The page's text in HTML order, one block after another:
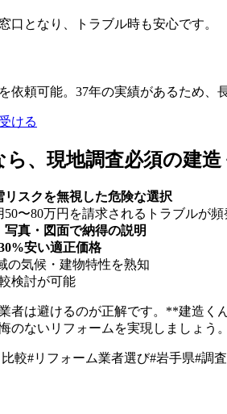
口となり、トラブル時も安心です。
頼可能。37年の実績があるため、
ける
、現地調査必須の建
スクを無視した危険な選択
〜80万円を請求されるトラブルが頻
真・図面で納得の説明
安い適正価格
の気候・建物特性を熟知
検討が可能
者は避けるのが正解です。**建造
のないリフォームを実現しましょう。
較#リフォーム業者選び#岩手県#調査